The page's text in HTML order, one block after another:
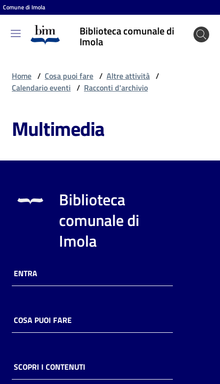
Vai al contenuto
Vai alla navigazione
Vai al footer
Comune di Imola
Biblioteca comunale di
Imola
Biblioteca
comunale
puoi
Risorse
online
Casa
Piani
Home / Cosa puoi fare / Altre attività /
Calendario eventi / Racconti d'archivio
Multimedia
Biblioteca
comunale di
Imola
ENTRA
COSA PUOI FARE
SCOPRI I CONTENUTI